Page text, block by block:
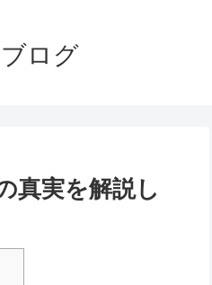
ログ
真実を解説し